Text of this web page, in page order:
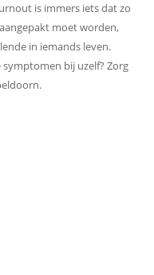
is immers iets dat zo
moet worden,
in iemands leven.
bij uzelf? Zorg